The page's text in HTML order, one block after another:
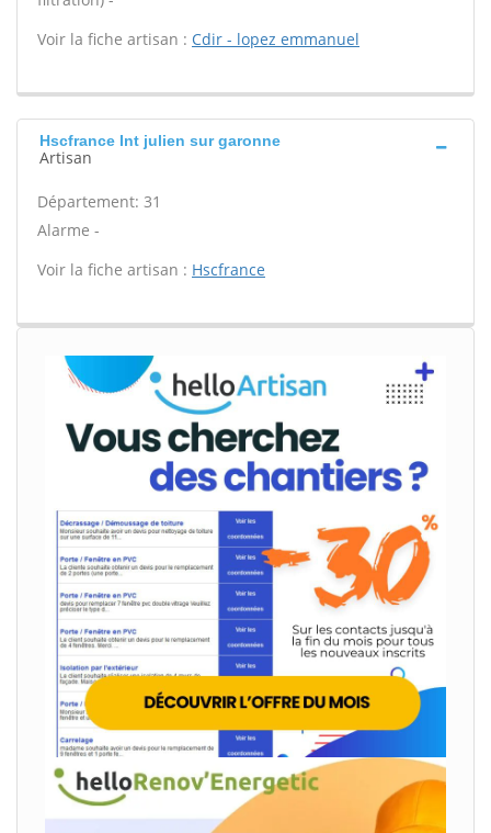
Voir la fiche artisan : Cdir - lopez emmanuel
Hscfrance Int julien sur garonne
Artisan
Département: 31
Alarme -
Voir la fiche artisan : Hscfrance